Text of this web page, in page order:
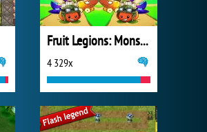
Fruit Legions: Monsters Siege
4 329x